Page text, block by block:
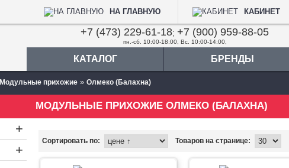
НА ГЛАВНУЮ КАБИНЕТ
+7 (473) 229-61-18; +7 (900) 959-88-05
пн.-сб. 10:00-18:00, Вс. 10:00-14:00,
КАТАЛОГ БРЕНДЫ
Модульные прихожие » Олмеко (Балахна)
+
+
МОДУЛЬНЫЕ ПРИХОЖИЕ ОЛМЕКО (БАЛАХНА)
Сортировать по: Товаров на странице: